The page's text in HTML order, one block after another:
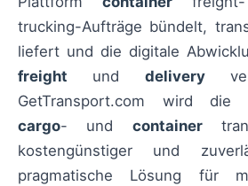
trucking-Aufträge bündelt,
liefert und die digitale
freight und delivery
GetTransport.com wird die
cargo- und container
kostengünstiger und
pragmatische Lösung für